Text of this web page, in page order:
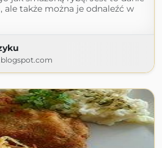
ale także można je odnaleźć w